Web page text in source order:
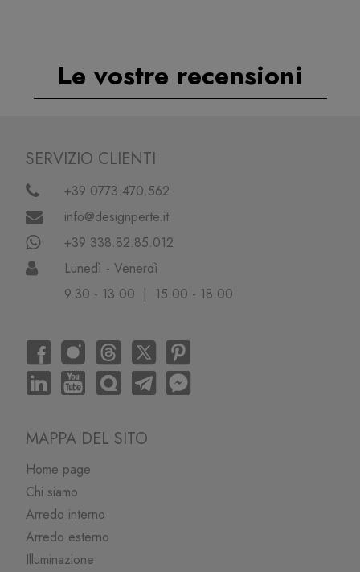
Le vostre recensioni
SERVIZIO CLIENTI
+39 0773.470.562
info@designperte.it
+39 338.82.85.012
Lunedì - Venerdì
9.30 - 13.00 | 15.00 - 18.00
MAPPA DEL SITO
Home page
Chi siamo
Arredo interno
Arredo esterno
Illuminazione